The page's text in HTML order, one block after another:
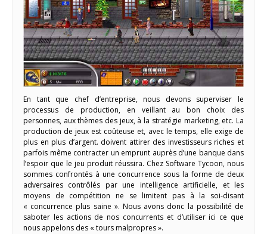
En tant que chef d’entreprise, nous devons superviser le
processus de production, en veillant au bon choix des
personnes, aux thèmes des jeux, à la stratégie marketing, etc. La
production de jeux est coûteuse et, avec le temps, elle exige de
plus en plus d’argent. doivent attirer des investisseurs riches et
parfois même contracter un emprunt auprès d’une banque dans
l’espoir que le jeu produit réussira. Chez Software Tycoon, nous
sommes confrontés à une concurrence sous la forme de deux
adversaires contrôlés par une intelligence artificielle, et les
moyens de compétition ne se limitent pas à la soi-disant
« concurrence plus saine ». Nous avons donc la possibilité de
saboter les actions de nos concurrents et d’utiliser ici ce que
nous appelons des « tours malpropres ».